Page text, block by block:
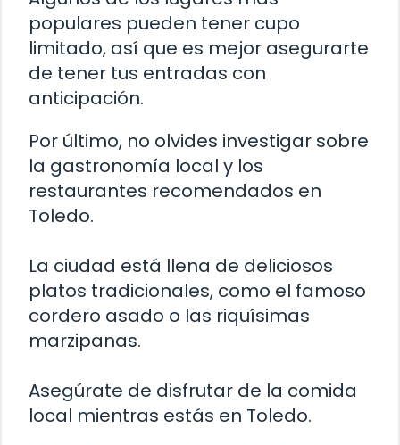
populares pueden tener cupo
limitado, así que es mejor asegurarte
de tener tus entradas con
anticipación.
Por último, no olvides investigar sobre
la gastronomía local y los
restaurantes recomendados en
Toledo.
La ciudad está llena de deliciosos
platos tradicionales, como el famoso
cordero asado o las riquísimas
marzipanas.
Asegúrate de disfrutar de la comida
local mientras estás en Toledo.